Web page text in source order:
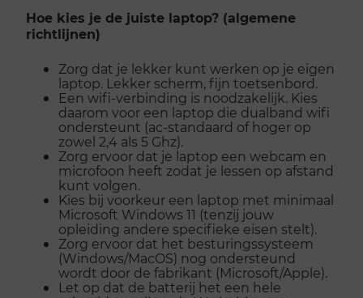
Hoe kies je de juiste laptop? (algemene
richtlijnen)
Zorg dat je lekker kunt werken op je eigen
laptop. Lekker scherm, fijn toetsenbord.
Een wifi-verbinding is noodzakelijk. Kies
daarom voor een laptop die dualband wifi
ondersteunt (ac-standaard of hoger op
zowel 2,4 als 5 Ghz).
Zorg ervoor dat je laptop een webcam en
microfoon heeft zodat je lessen op afstand
kunt volgen.
Kies bij voorkeur een laptop met minimaal
Microsoft Windows 11 (tenzij jouw
opleiding andere specifieke eisen stelt).
Zorg ervoor dat het besturingssysteem
(Windows/MacOS) nog ondersteund
wordt door de fabrikant (Microsoft/Apple).
Let op dat de batterij het een hele